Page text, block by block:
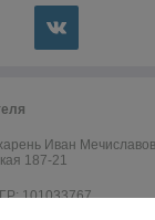
Иван
187-21
101033767